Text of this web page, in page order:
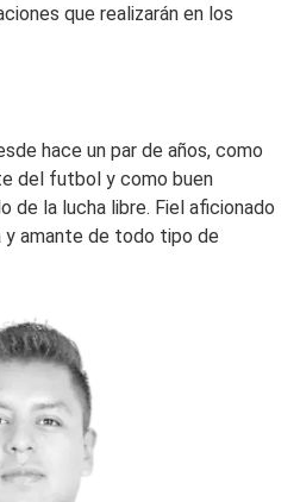
que realizarán en los
hace un par de años, como
del futbol y como buen
de la lucha libre. Fiel aficionado
y amante de todo tipo de